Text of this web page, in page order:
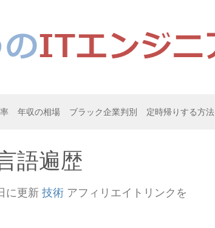
年収の相場 ブラック企業判別 定時帰りする方法
語遍歴
に更新 技術 アフィリエイトリンクを